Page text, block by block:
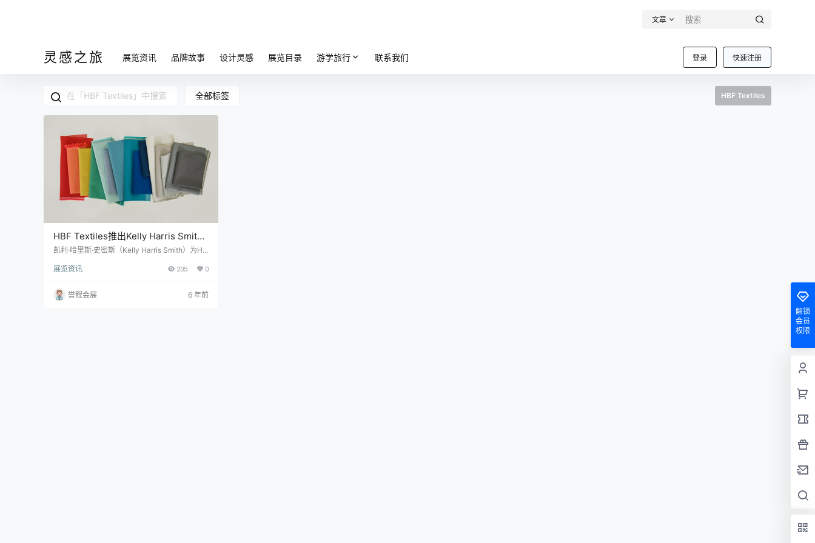
文章
灵感之旅 登录 快速注册
展览资讯 品牌故事 设计灵感 展览目录 游学旅行 联系我们
全部标签 HBF Textiles
HBF Textiles推出Kelly Harris Smith
的UP系列
凯利·哈里斯·史密斯（Kelly Harris Smith）为HB
市生活的能量。UP系列的灵感来自日常物品的
现了意外的图案规律“从错综复杂的铁栅栏，干
净的电线杆到相交的铺路石”。这些设计的解释
展览资讯 205 0
誉程会展
6 年前
解锁
会员
权限